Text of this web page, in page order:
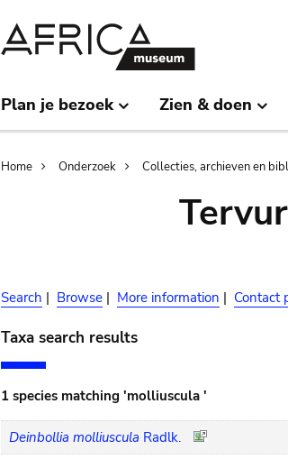
Plan je bezoek Zien & doen
Breadcrumb
Home Onderzoek Collecties, archieven en
Search | Browse | More information | Contact
Taxa search results
1 species matching 'molliuscula '
Deinbollia molliuscula Radlk.